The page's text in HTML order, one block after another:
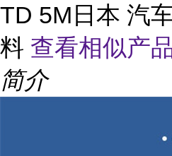
TD 5M日本 汽
料 查看相似产
简介